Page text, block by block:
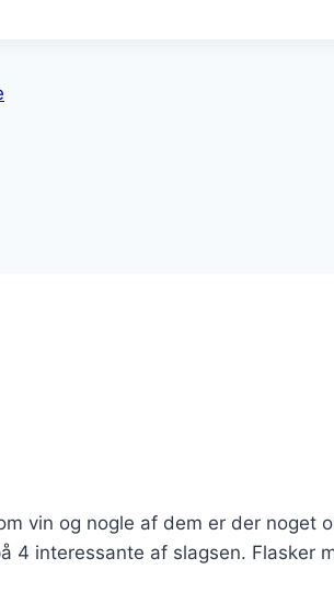
vin og nogle af dem er der noget
4 interessante af slagsen. Flasker